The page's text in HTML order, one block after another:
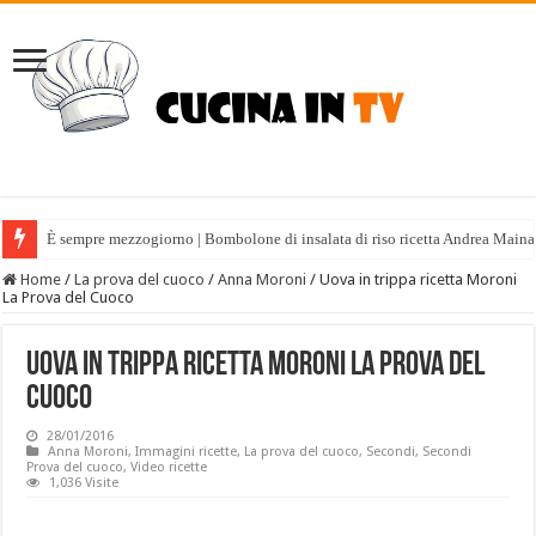
È sempre mezzogiorno | Bombolone di insalata di riso ricetta Andrea
Home / La prova del cuoco / Anna Moroni / Uova in trippa ricetta Moroni
La Prova del Cuoco
Uova in trippa ricetta Moroni La Prova del
Cuoco
28/01/2016
Anna Moroni,Immagini ricette, La prova del cuoco, Secondi, Secondi
Prova del cuoco,Video ricette
1,036 Visite